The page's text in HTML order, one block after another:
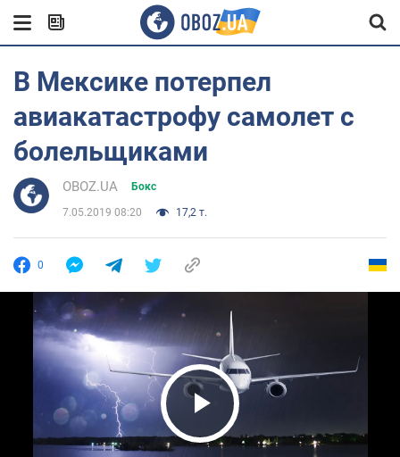
В Мексике потерпел
авиакатастрофу самолет с
болельщиками
OBOZ.UA Бокс
7.05.2019 08:20 17,2 т.
0
Play Video